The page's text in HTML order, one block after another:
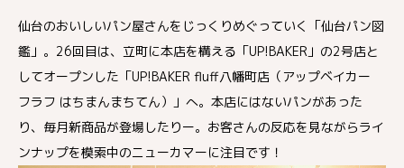
仙台のおいしいパン屋さんをじっくりめぐっていく「仙台パン図
鑑」。26回目は、立町に本店を構える「UP!BAKER」の2号店と
してオープンした「UP!BAKER fluff八幡町店（アップベイカー
フラフ はちまんまちてん）」へ。本店にはないパンがあった
り、毎月新商品が登場したりー。お客さんの反応を見ながらライ
ンナップを模索中のニューカマーに注目です！